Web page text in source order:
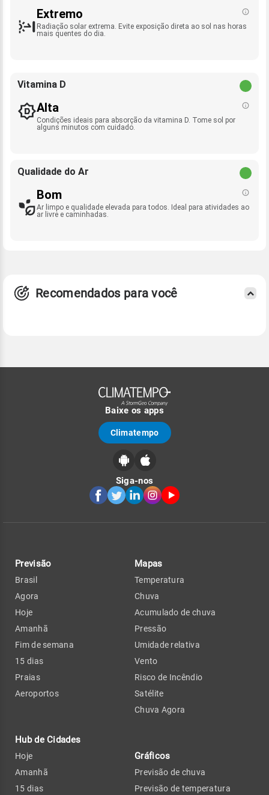
Extremo
Radiação solar extrema. Evite exposição direta ao sol nas horas
mais quentes do dia.
Vitamina D
Alta
Condições ideais para absorção da vitamina D. Tome sol por
alguns minutos com cuidado.
Qualidade do Ar
Bom
Ar limpo e qualidade elevada para todos. Ideal para atividades ao
ar livre e caminhadas.
Recomendados para você
Baixe os apps
Climatempo
Siga-nos
Previsão
Brasil
Agora
Hoje
Amanhã
Fim de semana
15 dias
Praias
Aeroportos
Hub de Cidades
Hoje
Amanhã
15 dias
Mapas
Temperatura
Chuva
Acumulado de chuva
Pressão
Umidade relativa
Vento
Risco de Incêndio
Satélite
Chuva Agora
Gráficos
Previsão de chuva
Previsão de temperatura